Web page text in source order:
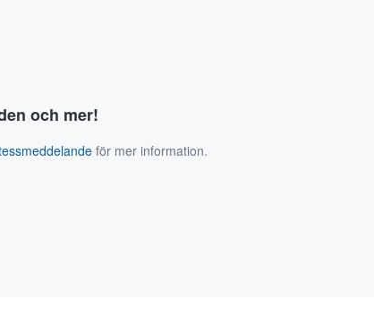
och mer!
för mer information.